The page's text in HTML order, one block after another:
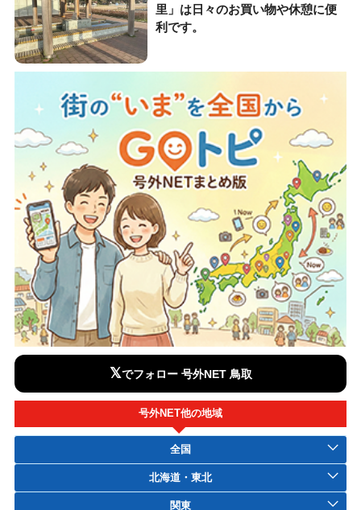
里」は日々のお買い物や休憩に便
利です。
𝕏でフォロー 号外NET 鳥取
号外NET他の地域
全国
北海道・東北
関東